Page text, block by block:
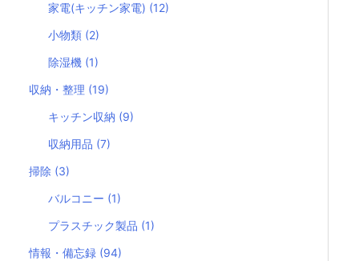
家電(キッチン家電) (12)
小物類 (2)
除湿機 (1)
収納・整理 (19)
キッチン収納 (9)
収納用品 (7)
掃除 (3)
バルコニー (1)
プラスチック製品 (1)
情報・備忘録 (94)